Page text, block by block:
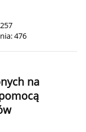
476
na